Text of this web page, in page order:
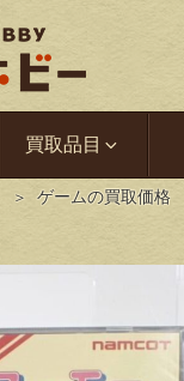
買取品目
ゲームの買取価格